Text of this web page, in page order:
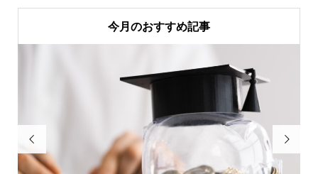
今月のおすすめ記事
 